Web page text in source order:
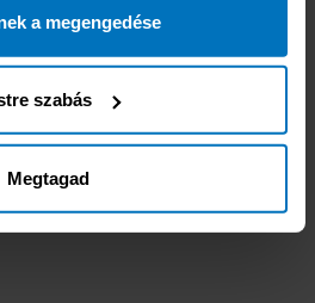
a megengedése
szabás
Megtagad
az egész világra
szakmai gyakorlatra